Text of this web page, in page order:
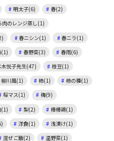
明太子(6)
春(2)
肉のレンジ蒸し(1)
春ニシン(1)
春ニラ(1)
(1) 春野菜(3)
春雨(6)
悦子先生(47)
枝豆(1)
柳川風(1) 柿(1)
柿の種(1)
桜マス(1)
梅(9)
(1) 梨(2)
棒棒鶏(1)
洋食(1)
浅漬け(1)
混ぜご飯(2) 温野菜(1)